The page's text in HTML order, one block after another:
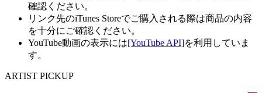
確認ください。
リンク先のiTunes Storeでご購入される際は商品の内容
を十分にご確認ください。
YouTube動画の表示には[YouTube API]を利用していま
す。
ARTIST PICKUP